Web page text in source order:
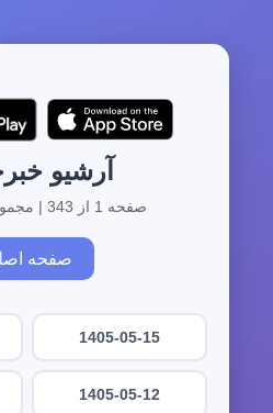
آرشیو
صفحه 1 از 343 | مجموع 3424 آرشیو
صفحه
1405-05-15
1405-05-12